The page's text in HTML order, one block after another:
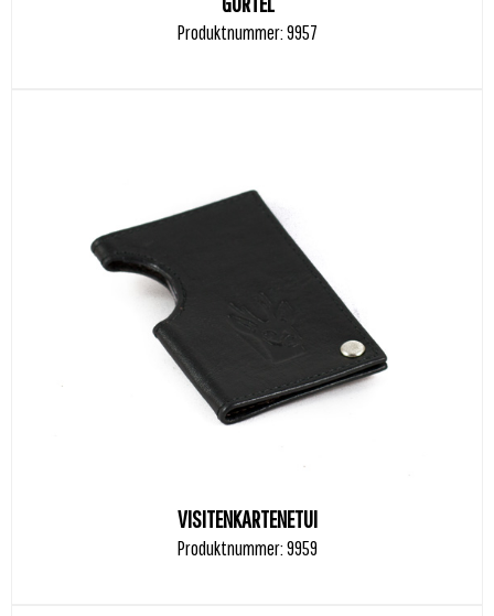
Produktnummer: 9957
VISITENKARTENETUI
Produktnummer: 9959